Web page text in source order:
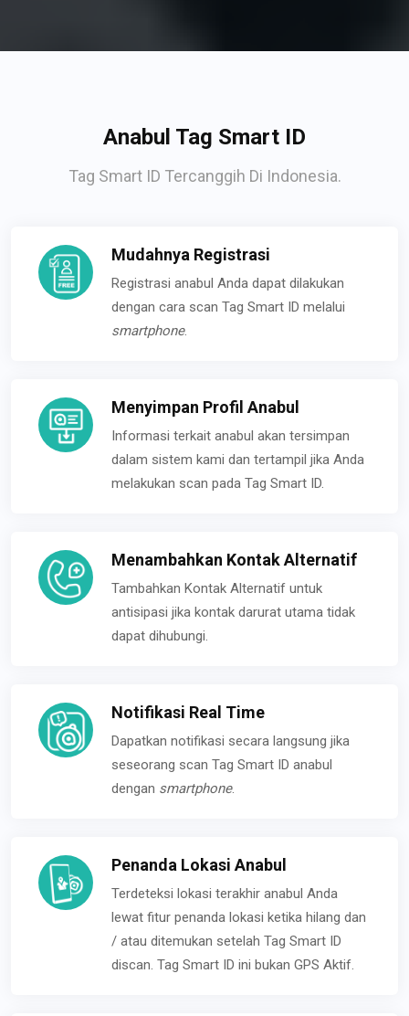
Anabul Tag Smart ID
Tag Smart ID Tercanggih Di Indonesia.
Mudahnya Registrasi
Registrasi anabul Anda dapat dilakukan
dengan cara scan Tag Smart ID melalui
smartphone.
Menyimpan Profil Anabul
Informasi terkait anabul akan tersimpan
dalam sistem kami dan tertampil jika Anda
melakukan scan pada Tag Smart ID.
Menambahkan Kontak Alternatif
Tambahkan Kontak Alternatif untuk
antisipasi jika kontak darurat utama tidak
dapat dihubungi.
Notifikasi Real Time
Dapatkan notifikasi secara langsung jika
seseorang scan Tag Smart ID anabul
dengan smartphone.
Penanda Lokasi Anabul
Terdeteksi lokasi terakhir anabul Anda
lewat fitur penanda lokasi ketika hilang dan
/ atau ditemukan setelah Tag Smart ID
discan. Tag Smart ID ini bukan GPS Aktif.